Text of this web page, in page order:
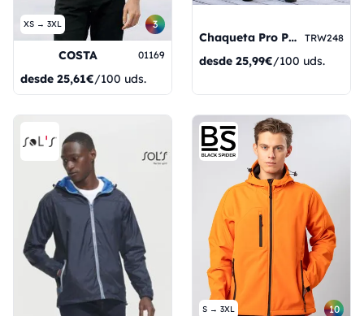
XS → 3XL 3
COSTA 01169
desde 25,61€/100 uds.
Chaqueta Pro Pack Away TRW248
desde 25,99€/100 uds.
S → 3XL 10